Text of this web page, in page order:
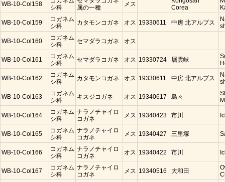
WB-10-Col158
シ科
属の一種
メス
Corea
WB-10-Col159
コガネム
シ科
カタモンコガネ オス 19330611 中房 北アルプス
WB-10-Col160
コガネム
シ科
セマダラコガネ オス
WB-10-Col161
コガネム
シ科
セマダラコガネ オス 19330724 層雲峡
WB-10-Col162
コガネム
シ科
カタモンコガネ オス 19330611 中房 北アルプス
WB-10-Col163
コガネム
シ科
キスジコガネ オス 19340617 島々
WB-10-Col164
コガネム
シ科
ナラノチャイロ
コガネ
メス 19340423 市川
WB-10-Col165
コガネム
シ科
ナラノチャイロ
コガネ
メス 19340427 三里塚
WB-10-Col166
コガネム
シ科
ナラノチャイロ
コガネ
オス 19340422 市川
WB-10-Col167
コガネム
シ科
ナラノチャイロ
コガネ
メス 19340516 大和田